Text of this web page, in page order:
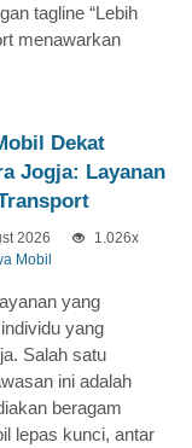
tagline “Lebih
menawarkan
Dekat
Jogja: Layanan
2026
1.026x
Mobil
yang
yang
Salah satu
ini adalah
beragam
lepas kunci, antar